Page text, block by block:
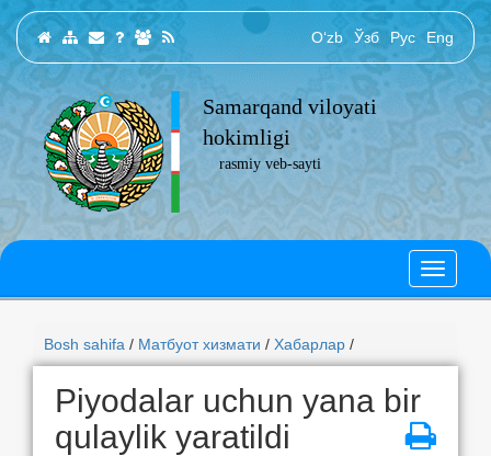
O‘zb Ўзб Рус Eng
Samarqand viloyati
hokimligi
rasmiy veb-sayti
Bosh sahifa / Матбуот хизмати / Хабарлар /
Piyodalar uchun yana bir
qulaylik yaratildi